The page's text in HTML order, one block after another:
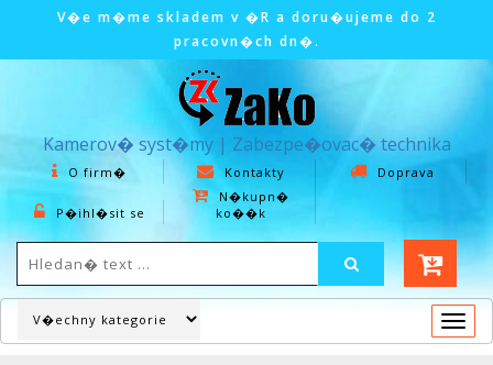
V�e m�me skladem v �R a doru�ujeme do 2
pracovn�ch dn�.
Kamerov� syst�my | Zabezpe�ovac� technika
O firm� Kontakty Doprava
P�ihl�sit se
N�kupn�
ko��k